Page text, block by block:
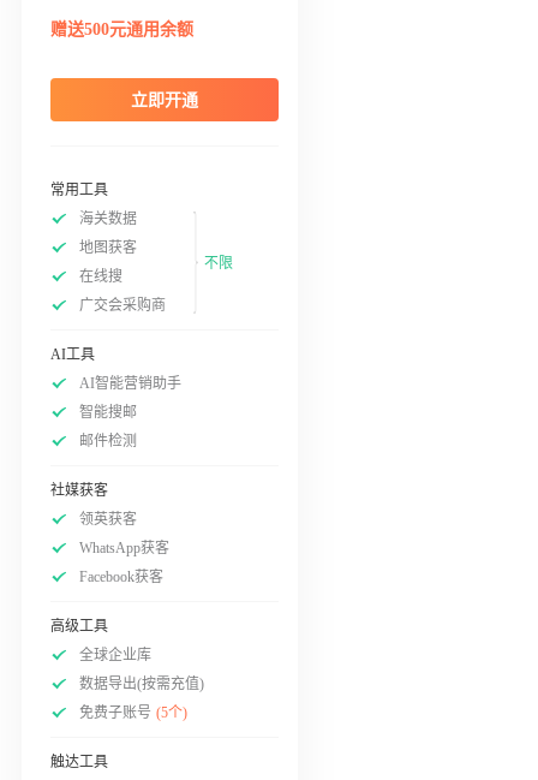
赠送500元通用余额
立即开通
常用工具
海关数据
地图获客
在线搜
广交会采购商
不限
AI工具
AI智能营销助手
智能搜邮
邮件检测
社媒获客
领英获客
WhatsApp获客
Facebook获客
高级工具
全球企业库
数据导出(按需充值)
免费子账号 (5个)
触达工具